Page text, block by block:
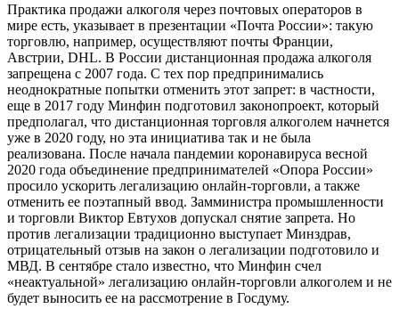
Практика продажи алкоголя через почтовых операторов в
мире есть, указывает в презентации «Почта России»: такую
торговлю, например, осуществляют почты Франции,
Австрии, DHL. В России дистанционная продажа алкоголя
запрещена с 2007 года. С тех пор предпринимались
неоднократные попытки отменить этот запрет: в частности,
еще в 2017 году Минфин подготовил законопроект, который
предполагал, что дистанционная торговля алкоголем начнется
уже в 2020 году, но эта инициатива так и не была
реализована. После начала пандемии коронавируса весной
2020 года объединение предпринимателей «Опора России»
просило ускорить легализацию онлайн-торговли, а также
отменить ее поэтапный ввод. Замминистра промышленности
и торговли Виктор Евтухов допускал снятие запрета. Но
против легализации традиционно выступает Минздрав,
отрицательный отзыв на закон о легализации подготовило и
МВД. В сентябре стало известно, что Минфин счел
«неактуальной» легализацию онлайн-торговли алкоголем и не
будет выносить ее на рассмотрение в Госдуму.